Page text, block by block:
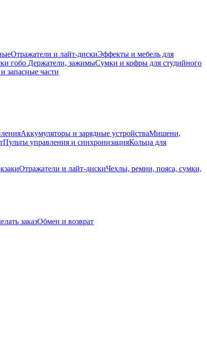
Отражатели и лайт-дискиЭффекты и мебель для
гобо Держатели, зажимыСумки и кофры для студийного
запасные части
Аккумуляторы и зарядные устройстваМишени,
Пульты управления и синхронизацияКольца для
Отражатели и лайт-дискиЧехлы, ремни, пояса, сумки,
заказОбмен и возврат